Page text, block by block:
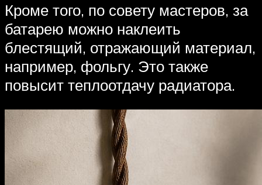
Кроме того, по совету мастеров, за
батарею можно наклеить
блестящий, отражающий материал,
например, фольгу. Это также
повысит теплоотдачу радиатора.